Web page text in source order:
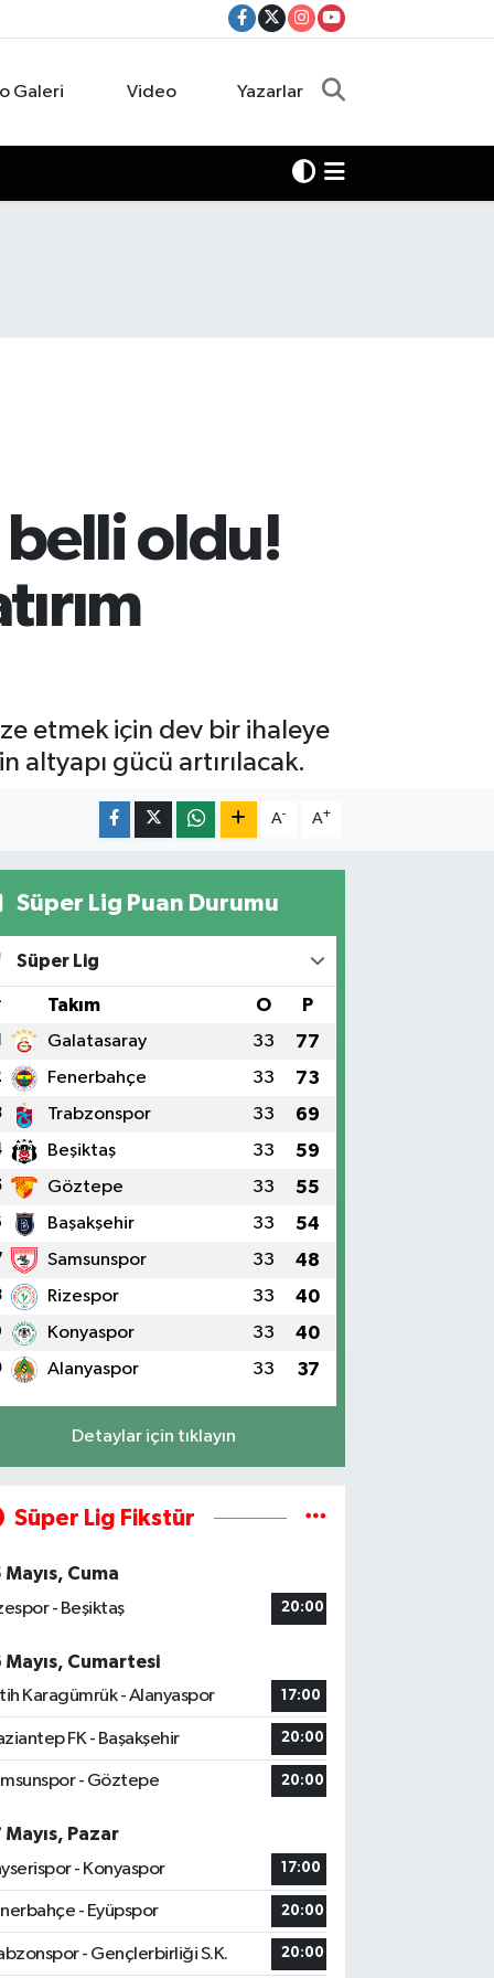
Galeri Video Yazarlar
oldu!
etmek için dev bir ihaleye
altyapı gücü artırılacak.
A- A+
Süper Lig Puan Durumu
Süper Lig
Takım O P
Galatasaray 33 77
Fenerbahçe 33 73
Trabzonspor 33 69
Beşiktaş 33 59
Göztepe 33 55
Başakşehir 33 54
Samsunspor 33 48
Rizespor 33 40
Konyaspor 33 40
Alanyaspor 33 37
Detaylar için tıklayın
Süper Lig Fikstür
Mayıs, Cuma
- Beşiktaş
20:00
Mayıs, Cumartesi
Karagümrük - Alanyaspor
17:00
FK - Başakşehir 20:00
- Göztepe 20:00
Mayıs, Pazar
- Konyaspor
17:00
- Eyüpspor 20:00
- Gençlerbirliği S.K. 20:00